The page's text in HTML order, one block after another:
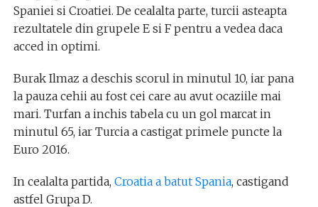
Spaniei si Croatiei. De cealalta parte, turcii asteapta
rezultatele din grupele E si F pentru a vedea daca
acced in optimi.
Burak Ilmaz a deschis scorul in minutul 10, iar pana
la pauza cehii au fost cei care au avut ocaziile mai
mari. Turfan a inchis tabela cu un gol marcat in
minutul 65, iar Turcia a castigat primele puncte la
Euro 2016.
In cealalta partida, Croatia a batut Spania, castigand
astfel Grupa D.